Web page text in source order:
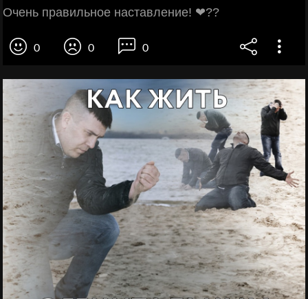
Очень правильное наставление! ❤??
0 0 0